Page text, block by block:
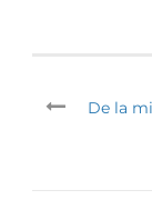
De la